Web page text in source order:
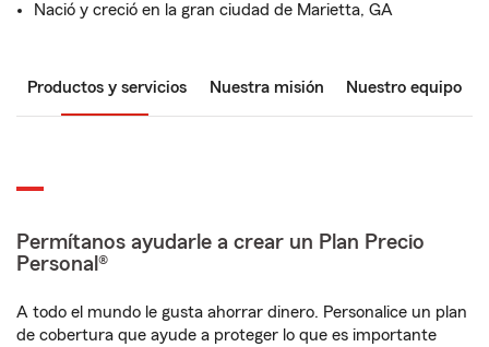
Nació y creció en la gran ciudad de Marietta, GA
Productos y servicios Nuestra misión Nuestro equipo
Permítanos ayudarle a crear un Plan Precio
Personal®
A todo el mundo le gusta ahorrar dinero. Personalice un plan
de cobertura que ayude a proteger lo que es importante